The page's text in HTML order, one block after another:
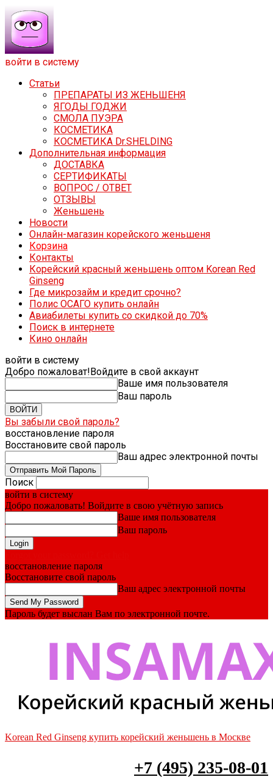
войти в систему
Статьи
ПРЕПАРАТЫ ИЗ ЖЕНЬШЕНЯ
ЯГОДЫ ГОДЖИ
СМОЛА ПУЭРА
КОСМЕТИКА
КОСМЕТИКА Dr.SHELDING
Дополнительная информация
ДОСТАВКА
СЕРТИФИКАТЫ
ВОПРОС / ОТВЕТ
ОТЗЫВЫ
Женьшень
Новости
Онлайн-магазин корейского женьшеня
Корзина
Контакты
Корейский красный женьшень оптом Korean Red
Ginseng
Где микрозайм и кредит срочно?
Полис ОСАГО купить онлайн
Авиабилеты купить со скидкой до 70%
Поиск в интернете
Кино онлайн
войти в систему
Добро пожаловат!Войдите в свой аккаунт
Ваше имя пользователя
Ваш пароль
Вы забыли свой пароль?
восстановление пароля
Восстановите свой пароль
Ваш адрес электронной почты
Поиск
войти в систему
Добро пожаловать! Войдите в свою учётную запись
Ваше имя пользователя
Ваш пароль
восстановление пароля
Восстановите свой пароль
Ваш адрес электронной почты
Пароль будет выслан Вам по электронной почте.
Korean Red Ginseng купить корейский женьшень в Москве
+7 (495) 235-08-01